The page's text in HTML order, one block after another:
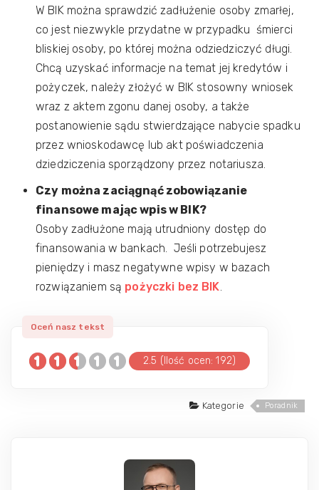
W BIK można sprawdzić zadłużenie osoby zmarłej,
co jest niezwykle przydatne w przypadku śmierci
bliskiej osoby, po której można odziedziczyć długi.
Chcą uzyskać informacje na temat jej kredytów i
pożyczek, należy złożyć w BIK stosowny wniosek
wraz z aktem zgonu danej osoby, a także
postanowienie sądu stwierdzające nabycie spadku
przez wnioskodawcę lub akt poświadczenia
dziedziczenia sporządzony przez notariusza.
Czy można zaciągnąć zobowiązanie
finansowe mając wpis w BIK?
Osoby zadłużone mają utrudniony dostęp do
finansowania w bankach. Jeśli potrzebujesz
pieniędzy i masz negatywne wpisy w bazach
rozwiązaniem są pożyczki bez BIK.
2.5 (Ilość ocen: 192)
Kategorie Poradnik